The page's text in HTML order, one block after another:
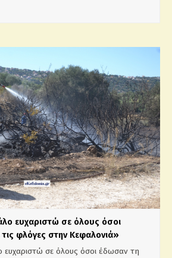
ευχαριστώ σε όλους όσοι
φλόγες στην Κεφαλονιά»
ευχαριστώ σε όλους όσοι έδωσαν τη